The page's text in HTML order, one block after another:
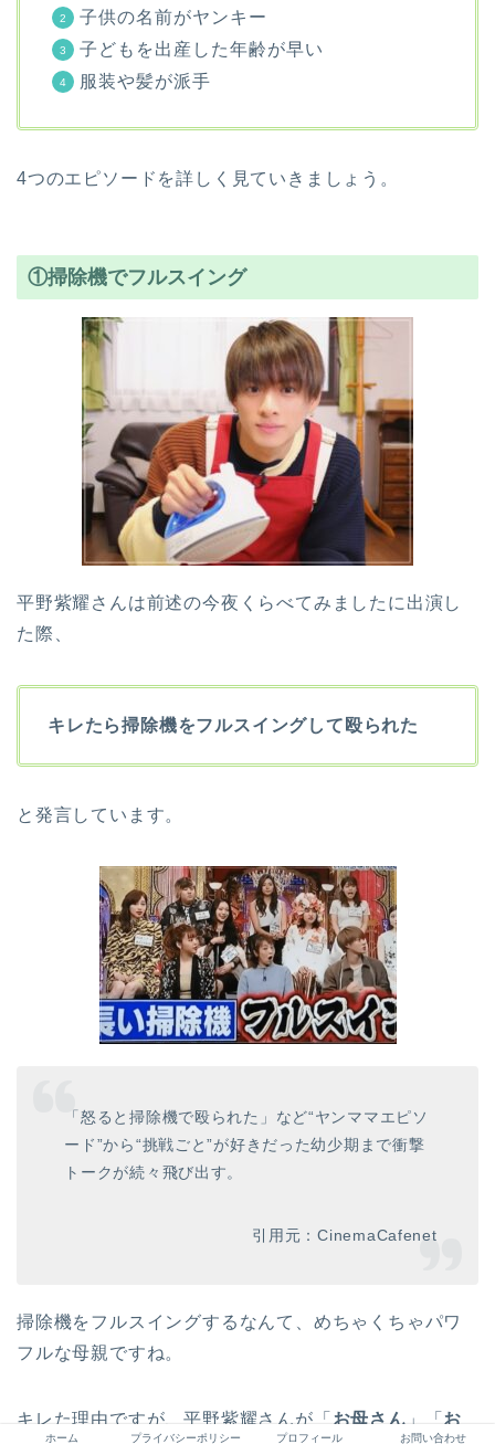
子供の名前がヤンキー
子どもを出産した年齢が早い
服装や髪が派手
4つのエピソードを詳しく見ていきましょう。
①掃除機でフルスイング
平野紫耀さんは前述の今夜くらべてみましたに出演し
た際、
キレたら掃除機をフルスイングして殴られた
と発言しています。
「怒ると掃除機で殴られた」など“ヤンママエピソ
ード”から“挑戦ごと”が好きだった幼少期まで衝撃
トークが続々飛び出す。
引用元：CinemaCafenet
掃除機をフルスイングするなんて、めちゃくちゃパワ
フルな母親ですね。
キレた理由ですが、平野紫耀さんが「 お母さん 」「 お
」と呼んだことだそうです。
ホーム プライバシーポリシー プロフィール お問い合わせ